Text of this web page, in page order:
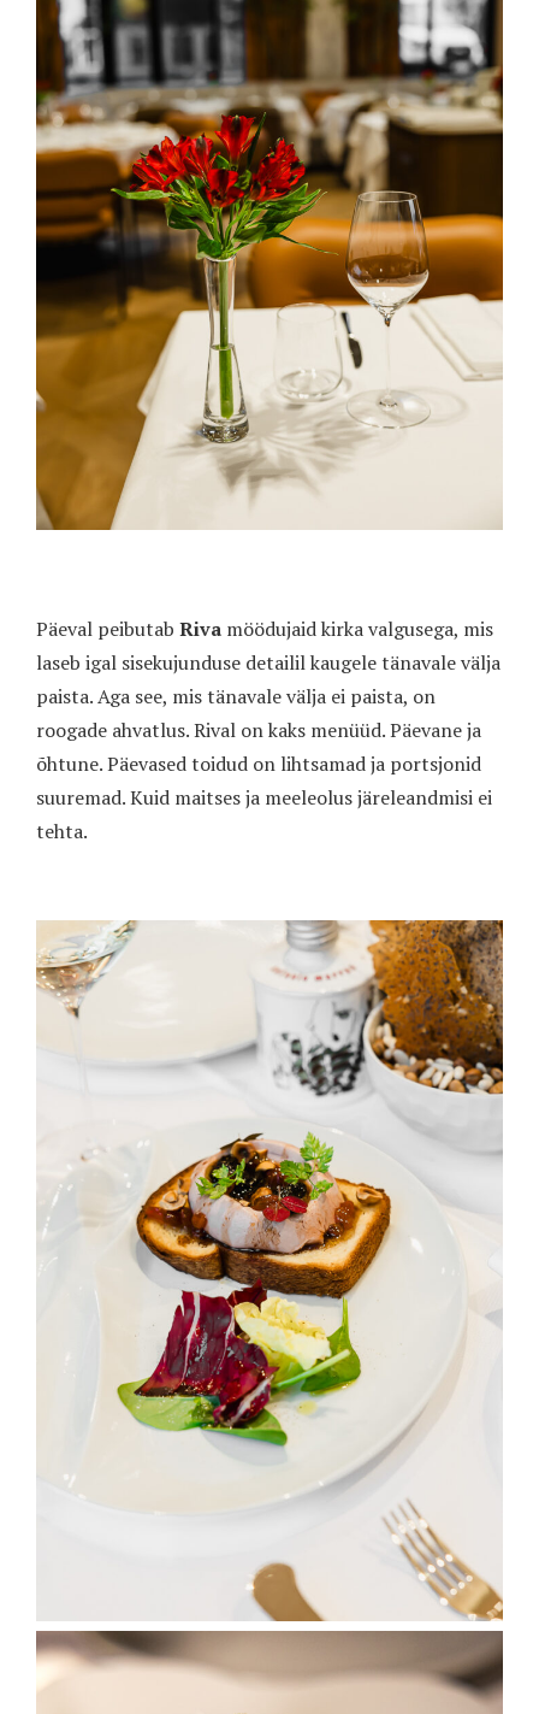
Päeval peibutab Riva möödujaid kirka valgusega, mis
laseb igal sisekujunduse detailil kaugele tänavale välja
paista. Aga see, mis tänavale välja ei paista, on
roogade ahvatlus. Rival on kaks menüüd. Päevane ja
õhtune. Päevased toidud on lihtsamad ja portsjonid
suuremad. Kuid maitses ja meeleolus järeleandmisi ei
tehta.